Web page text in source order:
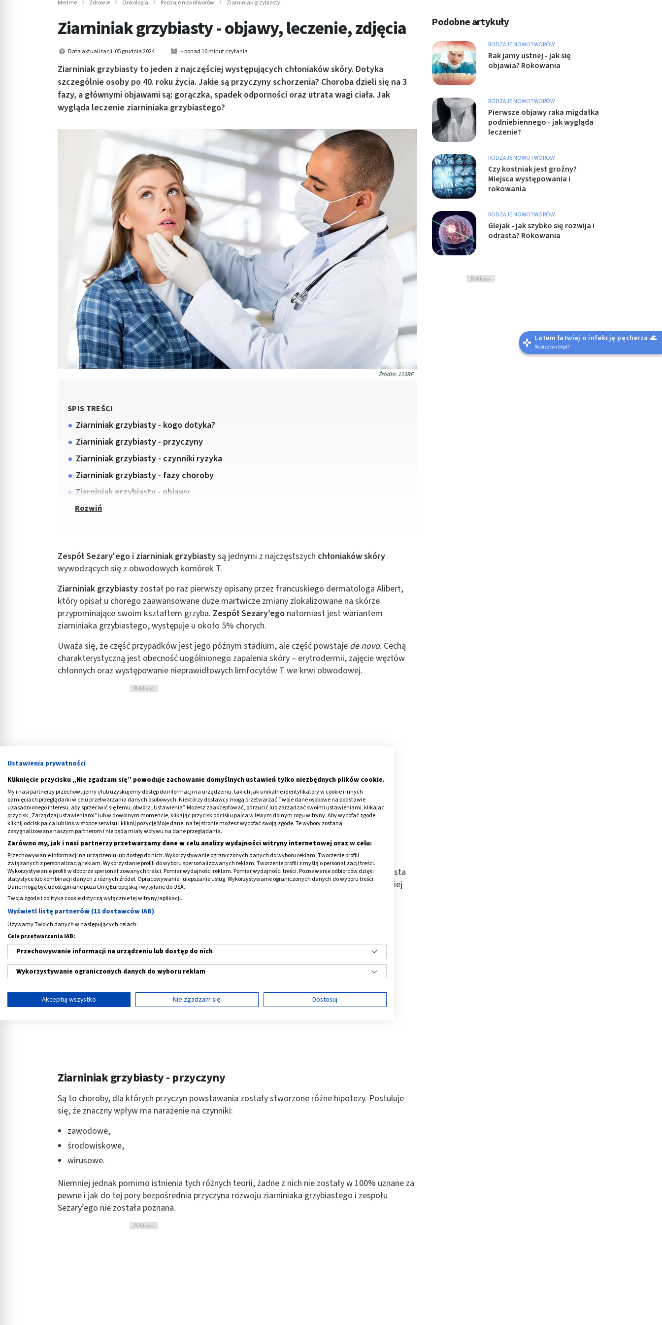
Medme Zdrowie Onkologia Rodzaje nowotworów Ziarniniak grzybiasty
Ziarniniak grzybiasty - objawy, leczenie, zdjęcia
Data aktualizacji: 05 grudnia 2024 ~ ponad 10 minut czytania
Ziarniniak grzybiasty to jeden z najczęściej występujących chłoniaków skóry. Dotyka
szczególnie osoby po 40. roku życia. Jakie są przyczyny schorzenia? Choroba dzieli się na 3
fazy, a głównymi objawami są: gorączka, spadek odporności oraz utrata wagi ciała. Jak
wygląda leczenie ziarniniaka grzybiastego?
Źródło: 123RF
SPIS TREŚCI
Ziarniniak grzybiasty - kogo dotyka?
Ziarniniak grzybiasty - przyczyny
Ziarniniak grzybiasty - czynniki ryzyka
Ziarniniak grzybiasty - fazy choroby
Ziarniniak grzybiasty - objawy
Zespół Sezary'ego i ziarniniak grzybiastysą jednymi z najczęstszych chłoniaków skóry
wywodzących się z obwodowych komórek T.
Ziarniniak grzybiasty został po raz pierwszy opisany przez francuskiego dermatologa Alibert,
który opisał u chorego zaawansowane duże martwicze zmiany zlokalizowane na skórze
przypominające swoim kształtem grzyba. Zespół Sezary’ego natomiast jest wariantem
ziarniniaka grzybiastego, występuje u około 5% chorych.
Uważa się, że część przypadków jest jego późnym stadium, ale część powstaje de novo. Cechą
charakterystyczną jest obecność uogólnionego zapalenia skóry – erytrodermii, zajęcie węzłów
chłonnych oraz występowanie nieprawidłowych limfocytów T we krwi obwodowej.
Reklama
Ziarniniak grzybiasty - kogo dotyka?
Choroby te rozwijają się zwykle w starszym wieku, ale częstotliwość jej występowania wzrasta
wraz z przekroczeniem 40. roku życia. Mają zazwyczaj przebieg przewlekły, wieloletni, częściej
dotykają mężczyzn.
Reklama
Ziarniniak grzybiasty - przyczyny
Są to choroby, dla których przyczyn powstawania zostały stworzone różne hipotezy. Postuluje
się, że znaczny wpływ ma narażenie na czynniki:
zawodowe,
środowiskowe,
wirusowe.
Niemniej jednak pomimo istnienia tych różnych teorii, żadne z nich nie zostały w 100% uznane za
pewne i jak do tej pory bezpośrednia przyczyna rozwoju ziarniniaka grzybiastego i zespołu
Sezary’ego nie została poznana.
Reklama
Podobne artykuły
RODZAJE NOWOTWORÓW
Rak jamy ustnej - jak się
objawia? Rokowania
RODZAJE NOWOTWORÓW
Pierwsze objawy raka migdałka
podniebiennego - jak wygląda
leczenie?
RODZAJE NOWOTWORÓW
Czy kostniak jest groźny?
Miejsca występowania i
rokowania
RODZAJE NOWOTWORÓW
Glejak - jak szybko się rozwija i
odrasta? Rokowania
Reklama
Latem łatwiej o infekcję pęcherza 🌊
Robisz ten błąd?
Ustawienia prywatności
Kliknięcie przycisku „Nie zgadzam się” powoduje zachowanie domyślnych ustawień tylko niezbędnych plików cookie.
My i nasi partnerzy przechowujemy i/lub uzyskujemy dostęp do informacji na urządzeniu, takich jak unikalne identyfikatory w cookie i innych
pamięciach przeglądarki w celu przetwarzania danych osobowych. Niektórzy dostawcy mogą przetwarzać Twoje dane osobowe na podstawie
uzasadnionego interesu, aby sprzeciwić się temu, otwórz „Ustawienia”. Możesz zaakceptować, odrzucić lub zarządzać swoimi ustawieniami, klikając
przycisk „Zarządzaj ustawieniami” lub w dowolnym momencie, klikając przycisk odcisku palca w lewym dolnym rogu witryny. Aby wycofać zgodę
kliknij odcisk palca lub link w stopce serwisu i kliknij pozycję Moje dane, na tej stronie możesz wycofać swoją zgodę. Te wybory zostaną
zasygnalizowane naszym partnerom i nie będą miały wpływu na dane przeglądania.
Zarówno my, jak i nasi partnerzy przetwarzamy dane w celu analizy wydajności witryny internetowej oraz w celu:
Przechowywanie informacji na urządzeniu lub dostęp do nich. Wykorzystywanie ograniczonych danych do wyboru reklam. Tworzenie profili
związanych z personalizacją reklam. Wykorzystanie profili do wyboru spersonalizowanych reklam. Tworzenie profili z myślą o personalizacji treści.
Wykorzystywanie profili w doborze spersonalizowanych treści. Pomiar wydajności reklam. Pomiar wydajności treści. Poznawanie odbiorców dzięki
statystyce lub kombinacji danych z różnych źródeł. Opracowywanie i ulepszanie usług. Wykorzystywanie ograniczonych danych do wyboru treści.
Dane mogą być udostępniane poza Unię Europejską i wysyłane do USA.
Twoja zgoda i polityka cookie dotyczą wyłącznie tej witryny/aplikacji.
Wyświetl listę partnerów (11 dostawców IAB)
Używamy Twoich danych w następujących celach:
Cele przetwarzania IAB:
Przechowywanie informacji na urządzeniu lub dostęp do nich
Wykorzystywanie ograniczonych danych do wyboru reklam
Tworzenie profili w celu spersonalizowanych reklam
Pomiar efektywności reklam
Pomiar efektywności treści
Rozumienie odbiorców dzięki statystyce lub kombinacji danych z różnych źródeł
Rozwój i ulepszanie usług
Użycie dokładnych danych geolokalizacyjnych
Identyfikowanie urządzeń na podstawie aktywnie żądanych informacji
Akceptuj wszystko Nie zgadzam się Dostosuj